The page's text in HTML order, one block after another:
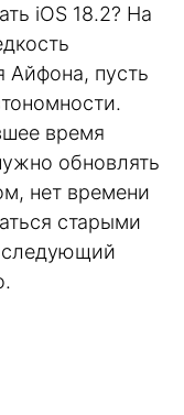
iOS 18.2? На
Айфона, пусть
время
обновлять
нет времени
старыми
следующий